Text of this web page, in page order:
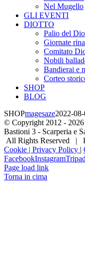
Nel Mugello
GLI EVENTI
DIOTTO
Palio del
Giornate
Comitato
Nobili
Bandierai e
Corteo
SHOP
BLOG
SHOPmagesaze2022-
© Copyright 2012 -
Bastioni 3 - Scarperia e
All Rights Reserved |
Cookie | Privacy Policy |
FacebookInstagram
Page load link
Torna in cima